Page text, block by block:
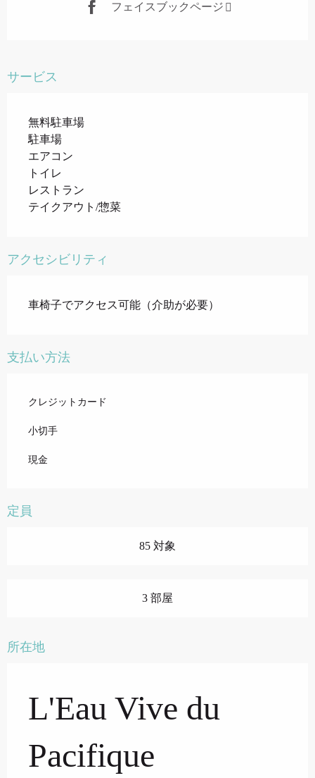
フェイスブックページ
サービス
無料駐車場
駐車場
エアコン
トイレ
レストラン
テイクアウト/惣菜
アクセシビリティ
車椅子でアクセス可能（介助が必要）
支払い方法
クレジットカード
小切手
現金
定員
85 対象
3 部屋
所在地
L'Eau Vive du
Pacifique